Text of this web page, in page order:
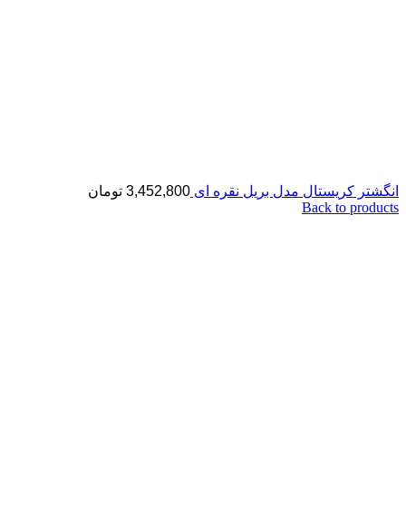
انگشتر کریستال مدل بریل نقره ای 3,452,800 تومان
Back to products